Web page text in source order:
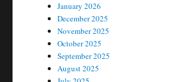
January 2026
December 2025
November 2025
October 2025
September 2025
August 2025